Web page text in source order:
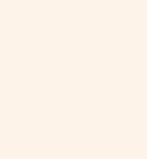
】Outdoor Chill